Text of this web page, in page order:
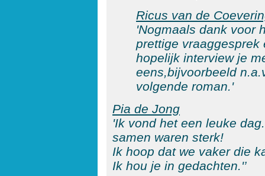
Ricus van de
'Nogmaals dank voor
prettige vraaggesprek
hopelijk interview je
eens,bijvoorbeeld
volgende roman.'
Pia de Jong
'Ik vond het een leuke
samen waren sterk!
Ik hoop dat we vaker die
Ik hou je in gedachten.'’